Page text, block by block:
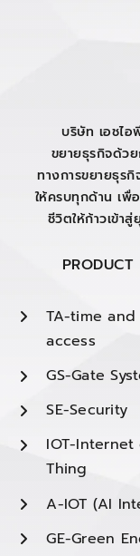
บริษัท เอชไ
ขยายธุรกิจด้วย
ทางการขยายธุร
ให้ครบทุกด้าน เพื่
ชีวิตให้ก้าวเข้า
PRODUCT
TA-time and
access
GS-Gate
SE-Security
IOT-Internet
Thing
A-IOT (AI
GE-Green